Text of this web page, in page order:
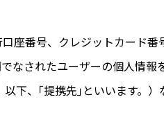
座番号、クレジットカード番
なされたユーザーの個人情報
下、｢提携先｣といいます。）